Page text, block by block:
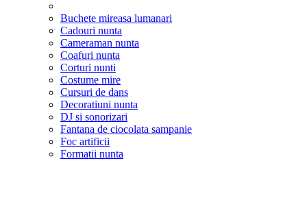
Buchete mireasa lumanari
Cadouri nunta
Cameraman nunta
Coafuri nunta
Corturi nunti
Costume mire
Cursuri de dans
Decoratiuni nunta
DJ si sonorizari
Fantana de ciocolata sampanie
Foc artificii
Formatii nunta